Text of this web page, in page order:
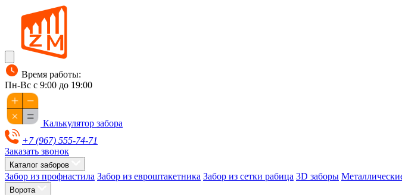
Время работы:
Пн-Вс с 9:00 до 19:00
Калькулятор забора
+7 (967) 555-74-71
Заказать звонок
Каталог заборов
Забор из профнастила Забор из евроштакетника Забор из сетки рабица 3D заборы
Ворота